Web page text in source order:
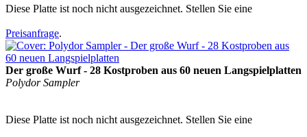
Diese Platte ist noch nicht ausgezeichnet. Stellen Sie eine
Preisanfrage.
Der große Wurf - 28 Kostproben aus 60 neuen Langspielplatten
Polydor Sampler
Diese Platte ist noch nicht ausgezeichnet. Stellen Sie eine